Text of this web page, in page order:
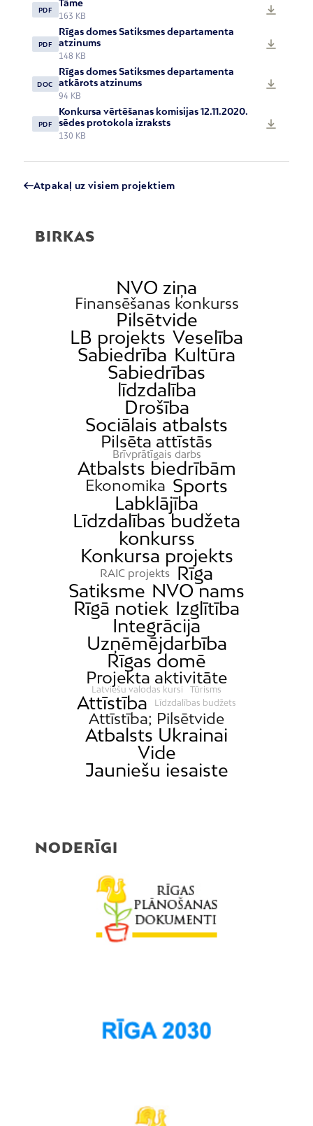
PDF
Tāme
163 KB
PDF
Rīgas domes Satiksmes departamenta
atzinums
148 KB
DOC
Rīgas domes Satiksmes departamenta
atkārots atzinums
94 KB
PDF
Konkursa vērtēšanas komisijas 12.11.2020.
sēdes protokola izraksts
130 KB
Atpakaļ uz visiem projektiem
BIRKAS
NVO ziņa
Finansēšanas konkurss
Pilsētvide
LB projekts Veselība
Sabiedrība Kultūra
Sabiedrības
līdzdalība
Drošība
Sociālais atbalsts
Pilsēta attīstās
Brīvprātīgais darbs
Atbalsts biedrībām
Ekonomika Sports
Labklājība
Līdzdalības budžeta
konkurss
Konkursa projekts
RAIC projekts
Rīga
Satiksme NVO nams
Rīgā notiek Izglītība
Integrācija
Uzņēmējdarbība
Rīgas domē
Projekta aktivitāte
Latviešu valodas kursi Tūrisms
Attīstība Līdzdalības budžets
Attīstība; Pilsētvide
Atbalsts Ukrainai
Vide
Jauniešu iesaiste
NODERĪGI